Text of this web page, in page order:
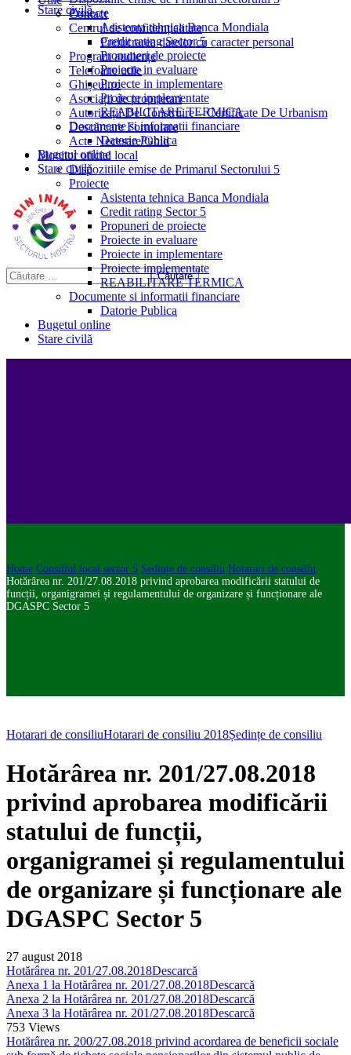
Stare civilă
Proiecte
Asistenta tehnica Banca Mondiala
Credit rating Sector 5
Propuneri de proiecte
Proiecte in evaluare
Proiecte in implementare
Proiecte implementate
REABILITARE TERMICA
Documente si informatii financiare
Datorie Publica
Bugetul online
Stare civilă
Contact
Centrul de confidențialitate
Prelucrarea datelor cu caracter personal
Program audiențe
Telefoane utile
Ghișeul.ro
Asociații de proprietari
Autorizații De Construire – Certificate De Urbanism
Descărcare Formulare
Acte Necesare/Ghid
Monitor oficial local
Dispozitiile emise de Primarul Sectorului 5
Proiecte
Asistenta tehnica Banca Mondiala
Credit rating Sector 5
Propuneri de proiecte
Proiecte in evaluare
Proiecte in implementare
Proiecte implementate
REABILITARE TERMICA
Documente si informatii financiare
Datorie Publica
Bugetul online
Stare civilă
Home Consiliul local sector 5 Ședințe de consiliu Hotarari de consiliu
Hotărârea nr. 201/27.08.2018 privind aprobarea modificării statului de
funcții, organigramei și regulamentului de organizare și funcționare ale
DGASPC Sector 5
Hotarari de consiliuHotarari de consiliu 2018Ședințe de consiliu
Hotărârea nr. 201/27.08.2018
privind aprobarea modificării
statului de funcții,
organigramei și regulamentului
de organizare și funcționare ale
DGASPC Sector 5
27 august 2018
Hotărârea nr. 201/27.08.2018Descarcă
Anexa 1 la Hotărârea nr. 201/27.08.2018Descarcă
Anexa 2 la Hotărârea nr. 201/27.08.2018Descarcă
Anexa 3 la Hotărârea nr. 201/27.08.2018Descarcă
753 Views
Hotărârea nr. 200/27.08.2018 privind acordarea de beneficii sociale